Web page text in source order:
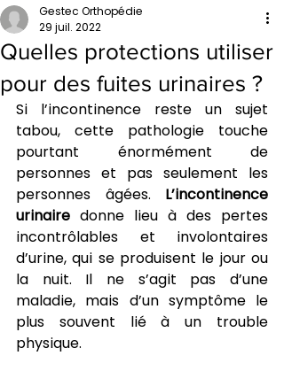
Quelles protections utiliser
pour des fuites urinaires ?
Gestec Orthopédie
29 juil. 2022
Si l’incontinence reste un sujet
tabou, cette pathologie touche
pourtant énormément de
personnes et pas seulement les
personnes âgées. L’incontinence
urinaire donne lieu à des pertes
incontrôlables et involontaires
d’urine, qui se produisent le jour ou
la nuit. Il ne s’agit pas d’une
maladie, mais d’un symptôme le
plus souvent lié à un trouble
physique.